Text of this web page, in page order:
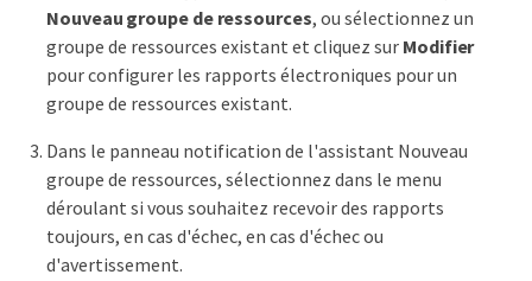
Nouveau groupe de ressources, ou sélectionnez un
groupe de ressources existant et cliquez sur Modifier
pour configurer les rapports électroniques pour un
groupe de ressources existant.
Dans le panneau notification de l'assistant Nouveau
groupe de ressources, sélectionnez dans le menu
déroulant si vous souhaitez recevoir des rapports
toujours, en cas d'échec, en cas d'échec ou
d'avertissement.